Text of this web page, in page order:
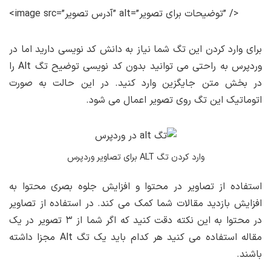
<image src=”آدرس تصویر” alt=”توضیحات برای تصویر” />
برای وارد کردن این تگ شما نیاز به دانش کد نویسی دارید اما در
وردپرس به راحتی می توانید بدون کد نویسی توضیح تگ Alt را
در بخش متن جایگزین وارد کنید. در این حالت به صورت
اتوماتیک این تگ روی تصویر اعمال می شود.
وارد کردن تگ ALT برای تصاویر وردپرس
استفاده از تصاویر در محتوا و افزایش جلوه بصری محتوا به
افزایش بازدید مقالات شما کمک می کند. در استفاده از تصاویر
در محتوا به این نکته دقت کنید که اگر شما از ۳ تصویر در یک
مقاله استفاده می کنید هر کدام باید یک تگ Alt مجزا داشته
باشند.